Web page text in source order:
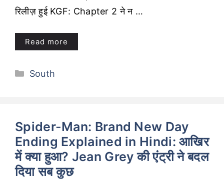
रिलीज़ हुई KGF: Chapter 2 ने न …
Read more
Categories
South
Spider-Man: Brand New Day
Ending Explained in Hindi: आखिर
में क्या हुआ? Jean Grey की एंट्री ने बदल
दिया सब कुछ